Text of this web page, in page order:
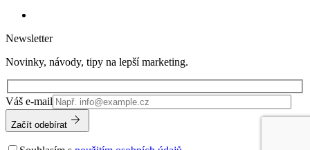
Newsletter
Novinky, návody, tipy na lepší marketing.
Ponechte
toto
pole
Váš e-mail
Začít odebírat